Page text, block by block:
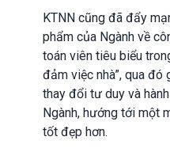
KTNN cũng đã đẩy
phẩm của Ngành về
toán viên tiêu biểu
đảm việc nhà”, qua đó
thay đổi tư duy và
Ngành, hướng tới một
tốt đẹp hơn.